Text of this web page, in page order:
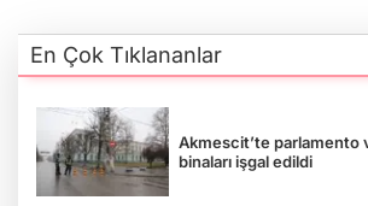
En Çok Tıklananlar
Akmescit’te parlamento
binaları işgal edildi